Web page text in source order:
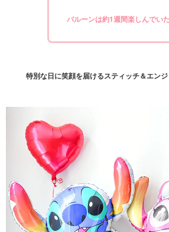
バルーンは約1週間楽しんでい
特別な日に笑顔を届けるスティッチ＆エン